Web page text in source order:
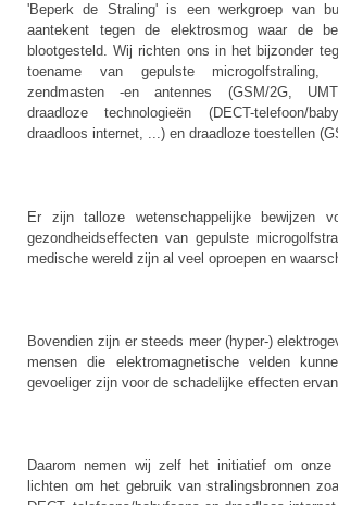
'Beperk de Straling' is een werkgroep van
aantekent tegen de elektrosmog waar de
blootgesteld. Wij richten ons in het bijzonder
toename van gepulste microgolfstraling,
zendmasten -en antennes (GSM/2G,
draadloze technologieën (DECT-telefoon/
draadloos internet, ...) en draadloze toestellen
Er zijn talloze wetenschappelijke bewijzen
gezondheidseffecten van gepulste
medische wereld zijn al veel oproepen en
Bovendien zijn er steeds meer (hyper-)
mensen die elektromagnetische velden
gevoeliger zijn voor de schadelijke effecten ervan.
Daarom nemen wij zelf het initiatief om onze
lichten om het gebruik van stralingsbronnen